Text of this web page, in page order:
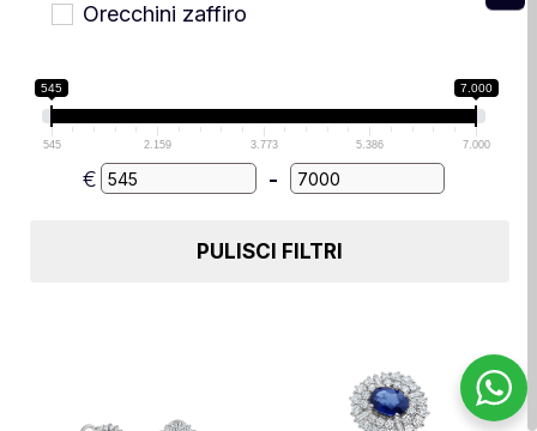
Orecchini zaffiro
545 7.000
545 2.159 3.773 5.386 7.000
€
Minimum Price
-
Maximum Price
PULISCI FILTRI